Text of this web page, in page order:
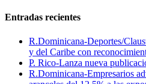
Entradas recientes
R.Dominicana-Deportes/
y del Caribe con
P. Rico-Lanza nueva
R.Dominicana-Empresarios